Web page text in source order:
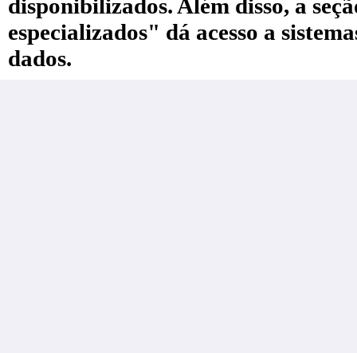
disponibilizados. Além disso, a
especializados" dá acesso a
dados.